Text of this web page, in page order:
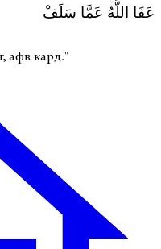
عَفَا اللَّهُ عَمَّا سَلَفْ
афв кард."